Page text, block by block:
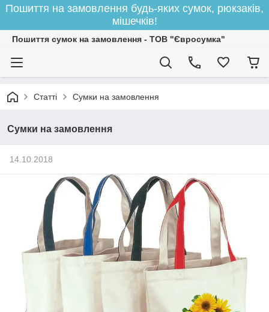
Пошиття на замовлення будь-яких сумок, рюкзаків,
мішечків!
Пошиття сумок на замовлення - ТОВ "Євросумка"
Статті Сумки на замовлення
Сумки на замовлення
14.10.2018